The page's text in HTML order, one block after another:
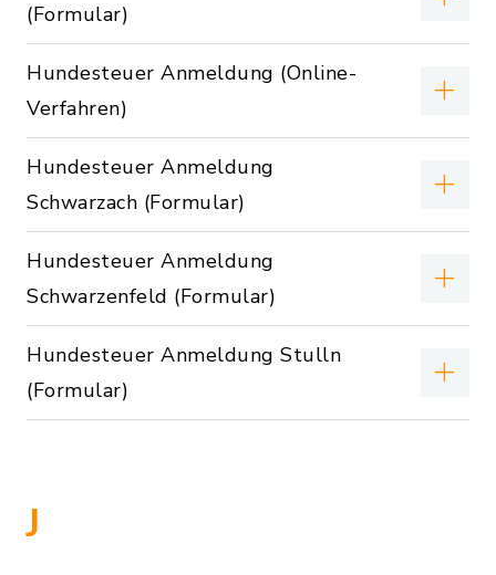
(Formular)
Hundesteuer Anmeldung (Online-
Verfahren)
Hundesteuer Anmeldung
Schwarzach (Formular)
Hundesteuer Anmeldung
Schwarzenfeld (Formular)
Hundesteuer Anmeldung Stulln
(Formular)
J